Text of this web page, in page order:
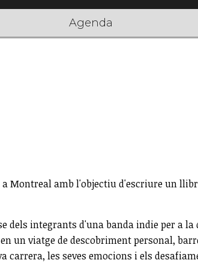
Agenda
a Montreal amb l'objectiu d'escriure un
dels integrants d'una banda indie per a
un viatge de descobriment personal,
les seves emocions i els